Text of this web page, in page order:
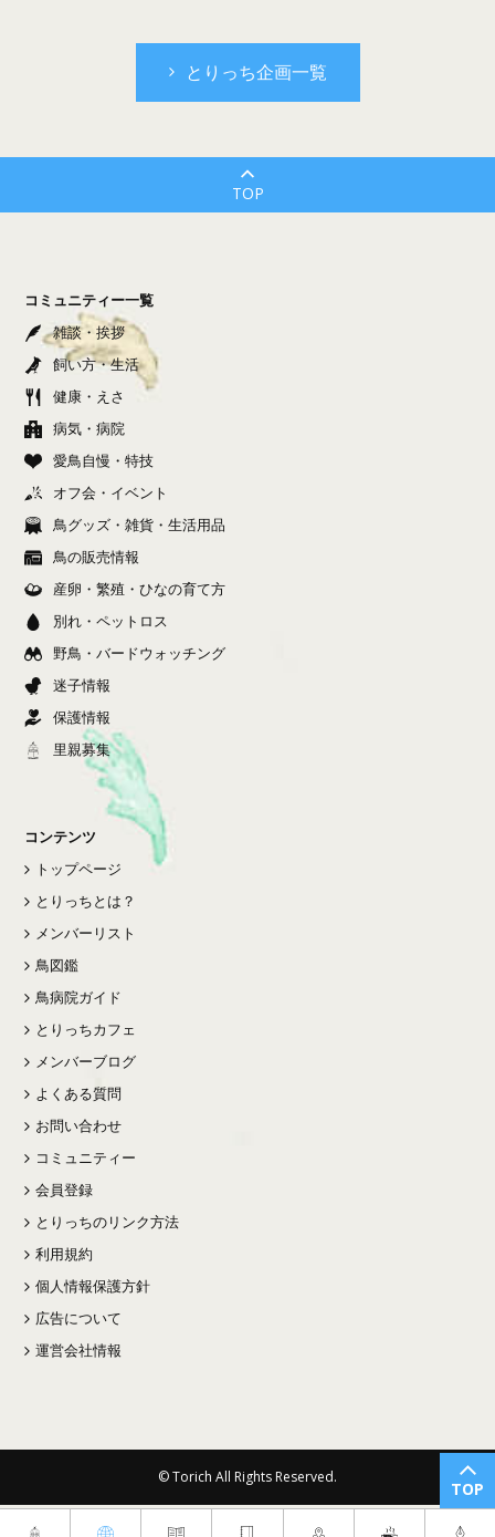
TOP
とりっち企画一覧
TOP
コミュニティー一覧
雑談・挨拶
飼い方・生活
健康・えさ
病気・病院
愛鳥自慢・特技
オフ会・イベント
鳥グッズ・雑貨・生活用品
鳥の販売情報
産卵・繁殖・ひなの育て方
別れ・ペットロス
野鳥・バードウォッチング
迷子情報
保護情報
里親募集
コンテンツ
トップページ
とりっちとは？
メンバーリスト
鳥図鑑
鳥病院ガイド
とりっちカフェ
メンバーブログ
よくある質問
お問い合わせ
コミュニティー
会員登録
とりっちのリンク方法
利用規約
個人情報保護方針
広告について
運営会社情報
© Torich All Rights Reserved.